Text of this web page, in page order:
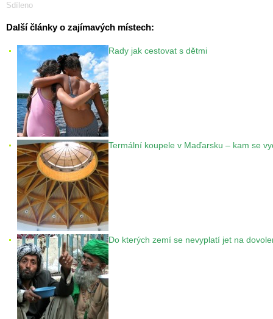
Sdíleno
Další články o zajímavých místech:
Rady jak cestovat s dětmi
Termální koupele v Maďarsku – kam se
Do kterých zemí se nevyplatí jet na